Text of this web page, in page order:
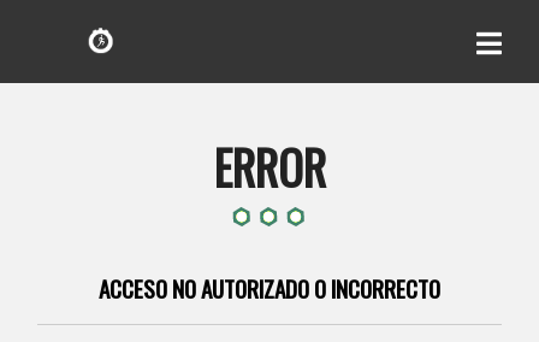
ERROR
ACCESO NO AUTORIZADO O INCORRECTO